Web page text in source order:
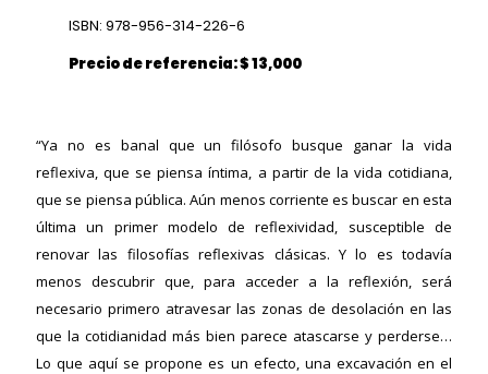
ISBN: 978-956-314-226-6
Precio de referencia: $ 13,000
“Ya no es banal que un filósofo busque ganar la vida
reflexiva, que se piensa íntima, a partir de la vida cotidiana,
que se piensa pública. Aún menos corriente es buscar en esta
última un primer modelo de reflexividad, susceptible de
renovar las filosofías reflexivas clásicas. Y lo es todavía
menos descubrir que, para acceder a la reflexión, será
necesario primero atravesar las zonas de desolación en las
que la cotidianidad más bien parece atascarse y perderse…
Lo que aquí se propone es un efecto, una excavación en el